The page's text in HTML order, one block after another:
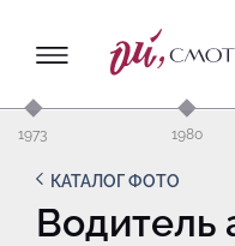
1973 1980
КАТАЛОГ ФОТО
Водитель